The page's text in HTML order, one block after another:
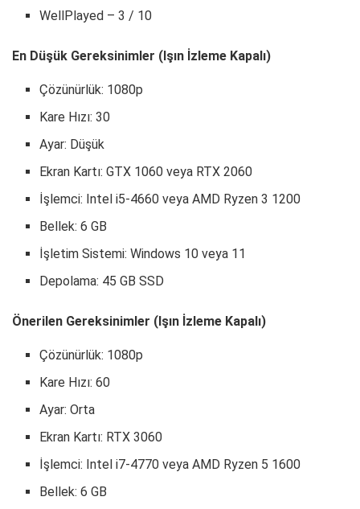
WellPlayed – 3 / 10
En Düşük Gereksinimler (Işın İzleme Kapalı)
Çözünürlük: 1080p
Kare Hızı: 30
Ayar: Düşük
Ekran Kartı: GTX 1060 veya RTX 2060
İşlemci: Intel i5-4660 veya AMD Ryzen 3 1200
Bellek: 6 GB
İşletim Sistemi: Windows 10 veya 11
Depolama: 45 GB SSD
Önerilen Gereksinimler (Işın İzleme Kapalı)
Çözünürlük: 1080p
Kare Hızı: 60
Ayar: Orta
Ekran Kartı: RTX 3060
İşlemci: Intel i7-4770 veya AMD Ryzen 5 1600
Bellek: 6 GB